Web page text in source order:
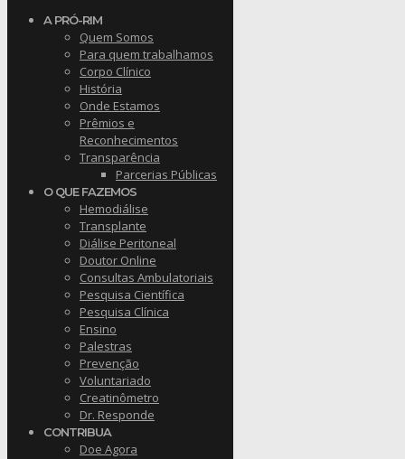
A PRÓ-RIM
Quem Somos
Para quem trabalhamos
Corpo Clínico
História
Onde Estamos
Prêmios e
Reconhecimentos
Transparência
Parcerias Públicas
O QUE FAZEMOS
Hemodiálise
Transplante
Diálise Peritoneal
Doutor Online
Consultas Ambulatoriais
Pesquisa Científica
Pesquisa Clínica
Ensino
Palestras
Prevenção
Voluntariado
Creatinômetro
Dr. Responde
CONTRIBUA
Doe Agora